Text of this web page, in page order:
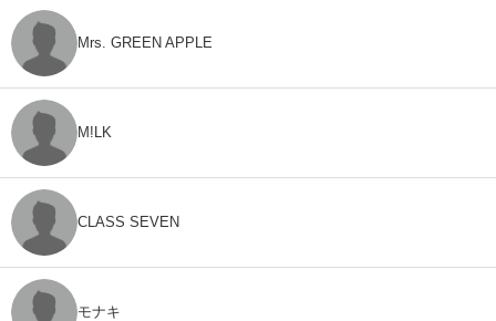
Mrs. GREEN APPLE
M!LK
CLASS SEVEN
モナキ